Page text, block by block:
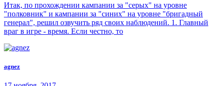
Итак, по прохождении кампании за "серых" на уровне
"полковник" и кампании за "синих" на уровне "бригадный
генерал", решил озвучить ряд своих наблюдений. 1. Главный
враг в игре - время. Если честно, то
agnez